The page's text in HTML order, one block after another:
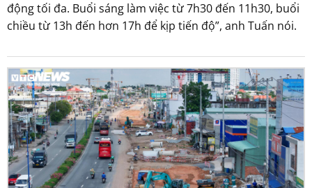
động tối đa. Buổi sáng làm việc từ 7h30 đến 11h30, buổi
chiều từ 13h đến hơn 17h để kịp tiến độ”, anh Tuấn nói.